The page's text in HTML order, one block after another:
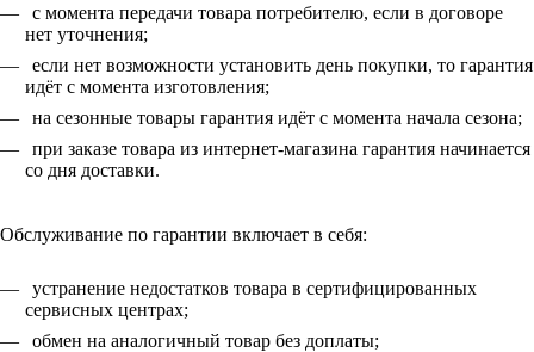
с момента передачи товара потребителю, если в договоре
нет уточнения;
если нет возможности установить день покупки, то гарантия
идёт с момента изготовления;
на сезонные товары гарантия идёт с момента начала сезона;
при заказе товара из интернет-магазина гарантия начинается
со дня доставки.
Обслуживание по гарантии включает в себя:
устранение недостатков товара в сертифицированных
сервисных центрах;
обмен на аналогичный товар без доплаты;